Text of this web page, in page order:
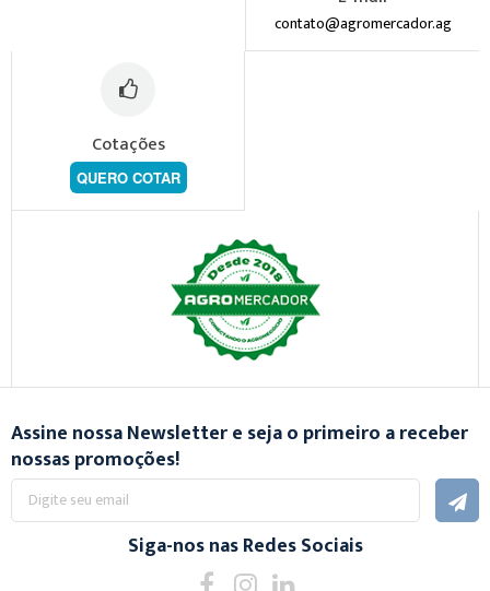
contato@agromercador.ag
Cotações
QUERO COTAR
Assine nossa Newsletter e seja o primeiro a receber
nossas promoções!
Inscreva-
na
Siga-nos nas Redes Sociais